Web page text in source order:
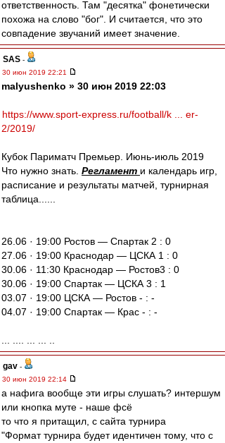
ответственность. Там "десятка" фонетически
похожа на слово "бог". И считается, что это
совпадение звучаний имеет значение.
SAS -
30 июн 2019 22:21
malyushenko » 30 июн 2019 22:03
https://www.sport-express.ru/football/k ... er-
2/2019/
Кубок Париматч Премьер. Июнь-июль 2019
Что нужно знать. Регламент и календарь игр,
расписание и результаты матчей, турнирная
таблица......
26.06 · 19:00 Ростов — Спартак 2 : 0
27.06 · 19:00 Краснодар — ЦСКА 1 : 0
30.06 · 11:30 Краснодар — Ростов3 : 0
30.06 · 19:00 Спартак — ЦСКА 3 : 1
03.07 · 19:00 ЦСКА — Ростов - : -
04.07 · 19:00 Спартак — Крас - : -
gav -
30 июн 2019 22:14
а нафига вообще эти игры слушать? интершум
или кнопка муте - наше фсё
то что я притащил, с сайта турнира
"Формат турнира будет идентичен тому, что с